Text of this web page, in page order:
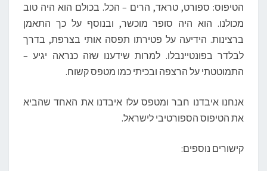
הטיפוס: ספורט, טראד, הרים – הכל. בכולם הוא היה טוב
מכולנו. הוא היה סופר מוכשר, ובנוסף על כך התאמן
ברצינות. הידיעה על פטירתו תפסה אותי בצרפת, בדרך
לבלדר בפונטיינבלו. למרות שידענו שזה כנראה יגיע –
התמוטטתי על הרצפה ובכיתי כמו מטפס קשוח.
אנחנו איבדנו חבר ומטפס על! איבדנו את האחד שהביא
את הטיפוס הספורטיבי לישראל.
קישורים נוספים: